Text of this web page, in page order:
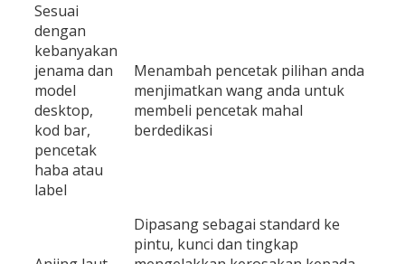
Sesuai
dengan
kebanyakan
jenama dan
model
desktop,
kod bar,
pencetak
haba atau
label
Menambah pencetak pilihan anda
menjimatkan wang anda untuk
membeli pencetak mahal
berdedikasi
Dipasang sebagai standard ke
pintu, kunci dan tingkap